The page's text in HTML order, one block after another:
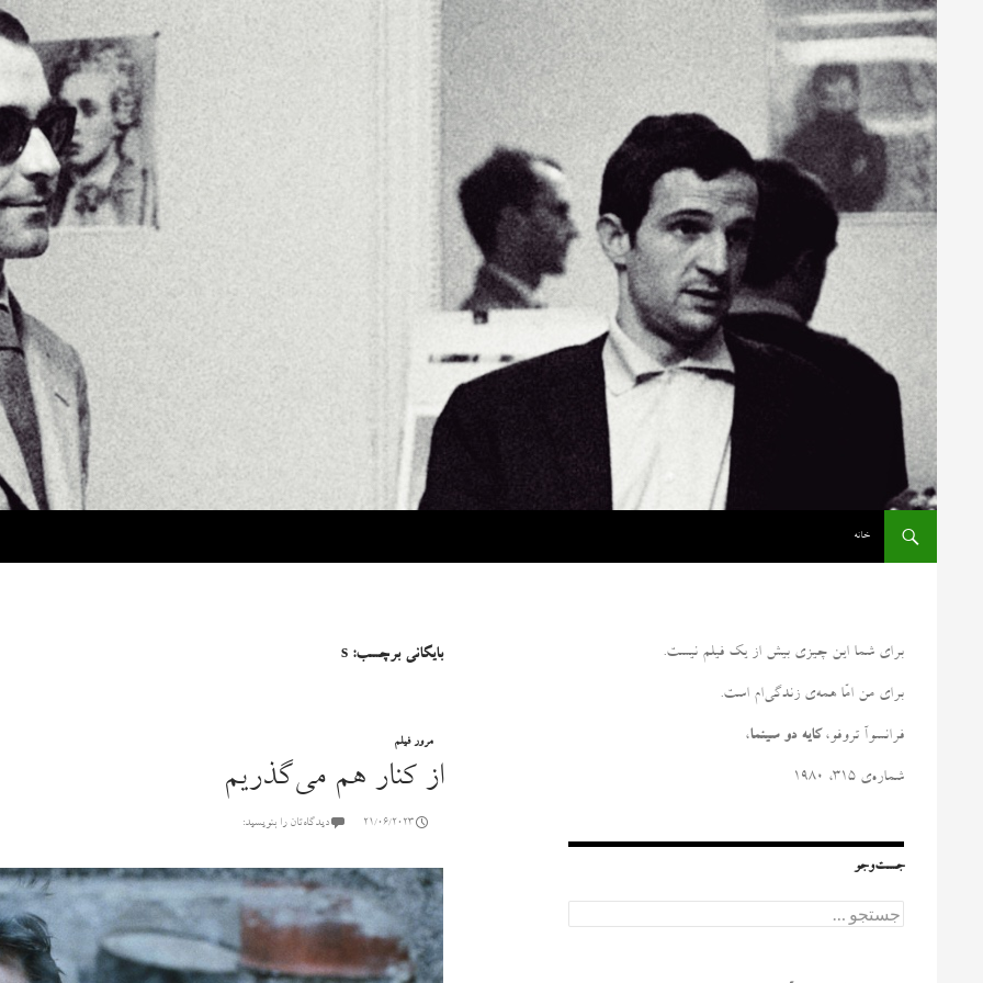
خانه
بایگانی برچسب: s
مرور فیلم
از کنار هم می‌گذریم
21/06/2023 دیدگاه‌تان را بنویسید:
برای شما این چیزی بیش از یک فیلم نیست.
برای من امّا همه‌ی زندگی‌ام است.
فرانسوآ تروفو، کایه دو سینما،
شماره‌ی ۳۱۵، ۱۹۸۰
جست‌وجو
ج
س